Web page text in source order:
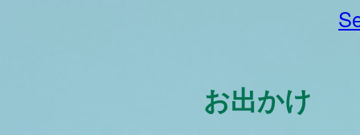
お出かけ